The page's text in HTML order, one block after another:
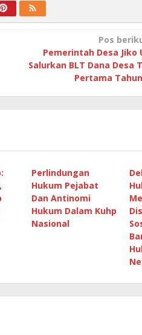
Pos
Pemerintah Desa Jiko
Salurkan BLT Dana Desa
Pertama
Perlindungan
Hukum Pejabat
Dan Antinomi
Hukum Dalam Kuhp
Nasional